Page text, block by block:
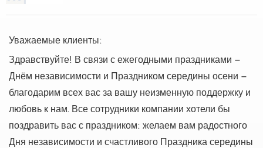
Уважаемые клиенты:
Здравствуйте! В связи с ежегодными праздниками –
Днём независимости и Праздником середины осени –
благодарим всех вас за вашу неизменную поддержку и
любовь к нам. Все сотрудники компании хотели бы
поздравить вас с праздником: желаем вам радостного
Дня независимости и счастливого Праздника середины